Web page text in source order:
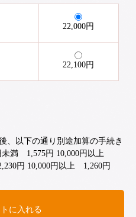
22,000円
22,100円
、以下の通り別途加算の手続き
未満 1,575円 10,000円以上
円 10,000円以上 1,260円
に入れる